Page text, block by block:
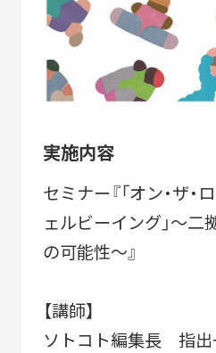
すみだモダンブルーパ
SUSTAINABLE
持続可能性
実施内容
セミナー『「オン・ザ
ェルビーイング」～
の可能性～』
【講師】
ソトコト編集長 指出